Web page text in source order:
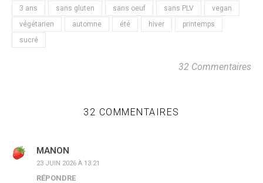
3 ans
sans gluten sans oeuf sans PLV
vegan
végétarien
automne été hiver
printemps
sucré
32 Commentaires
32 COMMENTAIRES
MANON
23 JUIN 2026 À 13:21
RÉPONDRE